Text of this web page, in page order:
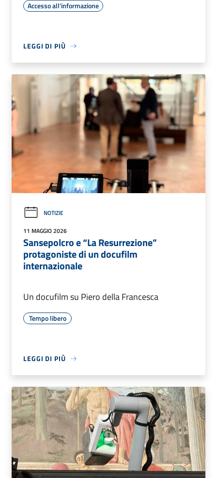
Accesso all'informazione
LEGGI DI PIÙ
NOTIZIE
11 MAGGIO 2026
Sansepolcro e “La Resurrezione”
protagoniste di un docufilm
internazionale
Un docufilm su Piero della Francesca
Tempo libero
LEGGI DI PIÙ